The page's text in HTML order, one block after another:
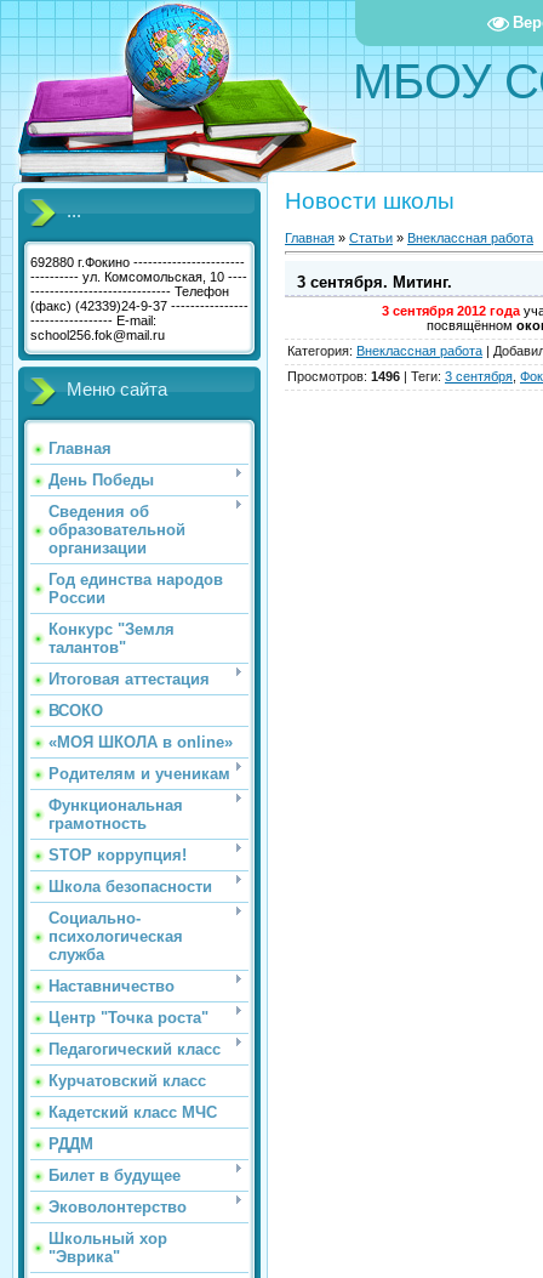
МБОУ
...
692880 г.Фокино -----------------------
---------- ул. Комсомольская, 10 ----
----------------------------- Телефон
(факс) (42339)24-9-37 ----------------
----------------- E-mail:
school256.fok@mail.ru
Меню сайта
Главная
День Победы
Сведения об
образовательной
организации
Год единства народов
России
Конкурс "Земля
талантов"
Итоговая аттестация
ВСОКО
«МОЯ ШКОЛА в online»
Родителям и ученикам
Функциональная
грамотность
STOP коррупция!
Школа безопасности
Социально-
психологическая
служба
Наставничество
Центр "Точка роста"
Педагогический класс
Курчатовский класс
Кадетский класс МЧС
РДДМ
Билет в будущее
Эковолонтерство
Школьный хор
"Эврика"
Новости школы
Главная » Статьи » Внеклассная работа
3 сентября. Митинг.
3 сентября 2012 года
посвящённом
Категория: Внеклассная работа |
Просмотров: 1496 | Теги: 3 сентября